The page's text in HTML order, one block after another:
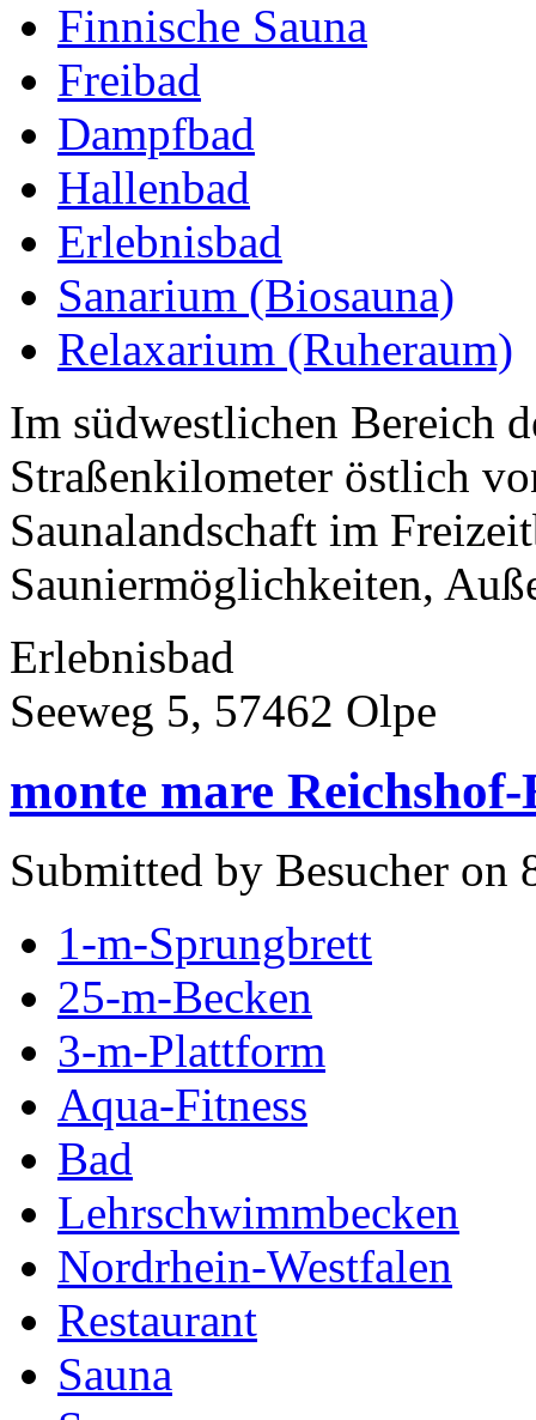
Finnische Sauna
Freibad
Dampfbad
Hallenbad
Erlebnisbad
Sanarium (Biosauna)
Relaxarium (Ruheraum)
Im südwestlichen Bereich
Straßenkilometer östlich
Saunalandschaft im
Sauniermöglichkeiten,
Erlebnisbad
Seeweg 5, 57462 Olpe
monte mare
Submitted by Besucher on
1-m-Sprungbrett
25-m-Becken
3-m-Plattform
Aqua-Fitness
Bad
Lehrschwimmbecken
Nordrhein-Westfalen
Restaurant
Sauna